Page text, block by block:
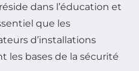
dans l’éducation et
que les
d’installations
les bases de la sécurité